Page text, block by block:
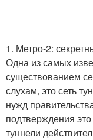
1. Метро-2:
Одна из самых
существованием
слухам, это сеть
нужд
подтверждения
туннели